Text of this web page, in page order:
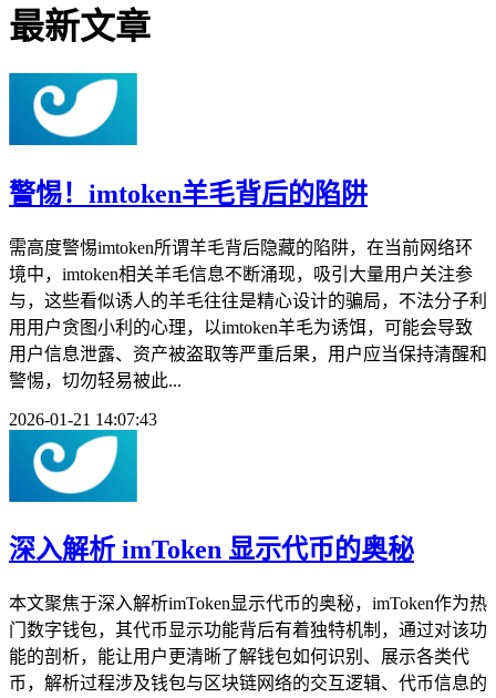
最新文章
警惕！imtoken羊毛背后的陷阱
需高度警惕imtoken所谓羊毛背后隐藏的陷阱，在当前网络环
境中，imtoken相关羊毛信息不断涌现，吸引大量用户关注参
与，这些看似诱人的羊毛往往是精心设计的骗局，不法分子利
用用户贪图小利的心理，以imtoken羊毛为诱饵，可能会导致
用户信息泄露、资产被盗取等严重后果，用户应当保持清醒和
警惕，切勿轻易被此...
2026-01-21 14:07:43
深入解析 imToken 显示代币的奥秘
本文聚焦于深入解析imToken显示代币的奥秘，imToken作为热
门数字钱包，其代币显示功能背后有着独特机制，通过对该功
能的剖析，能让用户更清晰了解钱包如何识别、展示各类代
币，解析过程涉及钱包与区块链网络的交互逻辑、代币信息的